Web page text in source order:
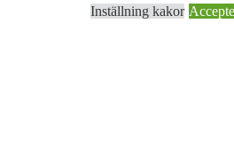
Inställning kakor